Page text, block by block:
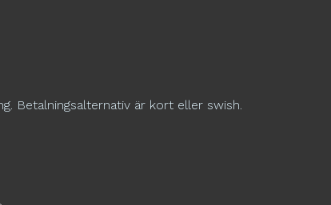
Betalningsalternativ är kort eller swish.